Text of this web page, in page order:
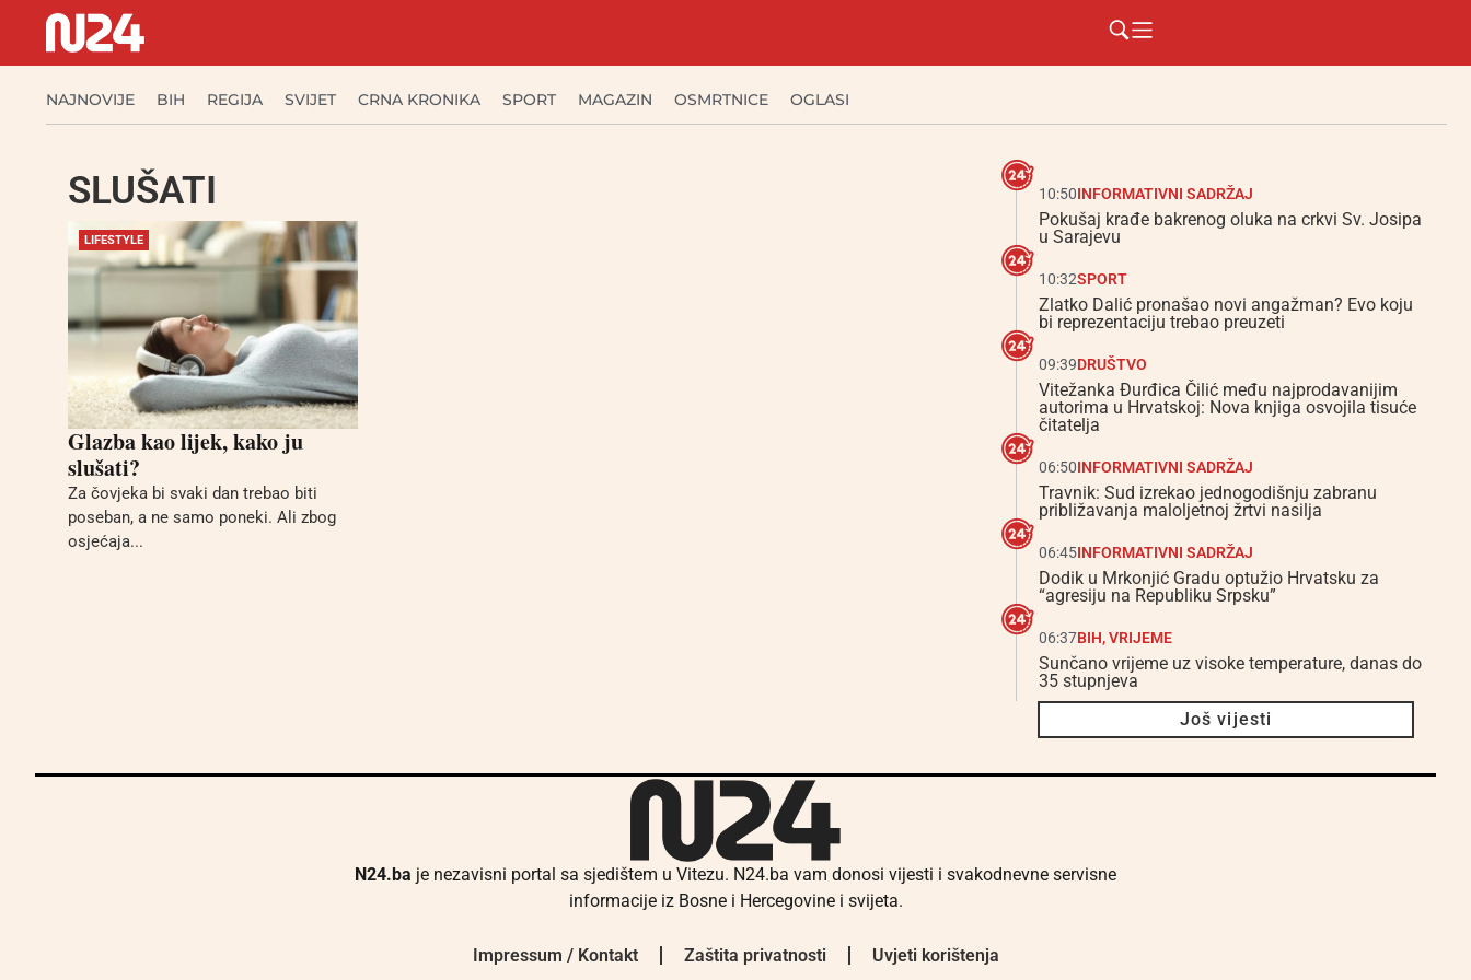
NAJNOVIJE BIH REGIJA SVIJET CRNA KRONIKA SPORT MAGAZIN OSMRTNICE OGLASI
SLUŠATI
LIFESTYLE
Glazba kao lijek, kako ju
slušati?
Za čovjeka bi svaki dan trebao biti
poseban, a ne samo poneki. Ali zbog
osjećaja...
10:50INFORMATIVNI SADRŽAJ
Pokušaj krađe bakrenog oluka na crkvi Sv. Josipa
u Sarajevu
10:32SPORT
Zlatko Dalić pronašao novi angažman? Evo koju
bi reprezentaciju trebao preuzeti
09:39DRUŠTVO
Vitežanka Đurđica Čilić među najprodavanijim
autorima u Hrvatskoj: Nova knjiga osvojila tisuće
čitatelja
06:50INFORMATIVNI SADRŽAJ
Travnik: Sud izrekao jednogodišnju zabranu
približavanja maloljetnoj žrtvi nasilja
06:45INFORMATIVNI SADRŽAJ
Dodik u Mrkonjić Gradu optužio Hrvatsku za
“agresiju na Republiku Srpsku”
06:37BIH,VRIJEME
Sunčano vrijeme uz visoke temperature, danas do
35 stupnjeva
Još vijesti
N24.ba je nezavisni portal sa sjedištem u Vitezu. N24.ba vam donosi vijesti i svakodnevne servisne
informacije iz Bosne i Hercegovine i svijeta.
Impressum / Kontakt Zaštita privatnosti Uvjeti korištenja